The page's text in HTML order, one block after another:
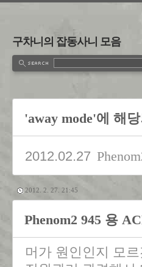
구차니의 잡동사니 모음
'away mode'에 해
2012.02.27
2012. 2. 27. 21:45
Phenom2 945 용
머가 원인인지 모